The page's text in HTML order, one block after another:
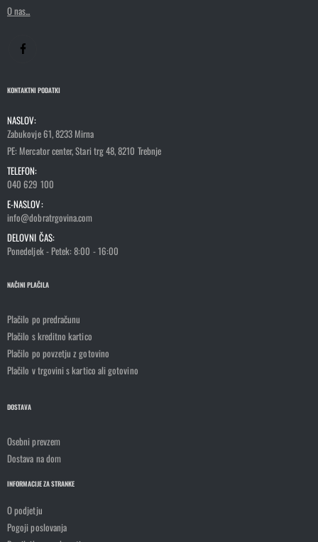
O nas...
KONTAKTNI PODATKI
NASLOV:
Zabukovje 61, 8233 Mirna
PE: Mercator center, Stari trg 48, 8210 Trebnje
TELEFON:
040 629 100
E-NASLOV:
info@dobratrgovina.com
DELOVNI ČAS:
Ponedeljek - Petek: 8:00 - 16:00
NAČINI PLAČILA
Plačilo po predračunu
Plačilo s kreditno kartico
Plačilo po povzetju z gotovino
Plačilo v trgovini s kartico ali gotovino
DOSTAVA
Osebni prevzem
Dostava na dom
INFORMACIJE ZA STRANKE
O podjetju
Pogoji poslovanja